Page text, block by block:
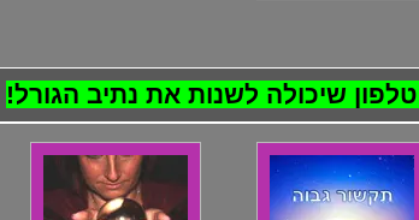
שיכולה לשנות את נתיב הגורל!